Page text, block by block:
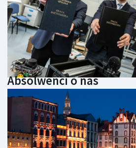
Absolwenci o nas